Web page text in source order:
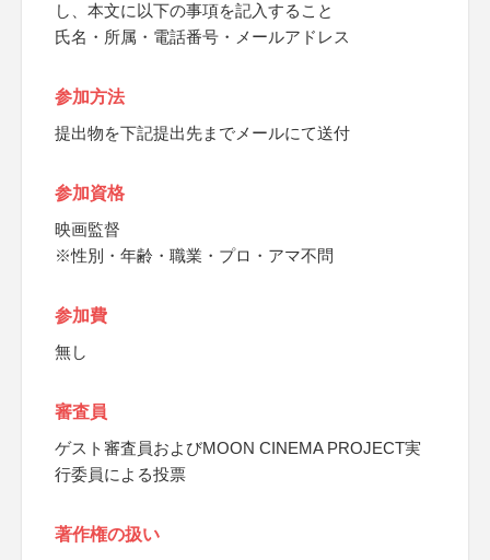
し、本文に以下の事項を記入すること
氏名・所属・電話番号・メールアドレス
参加方法
提出物を下記提出先までメールにて送付
参加資格
映画監督
※性別・年齢・職業・プロ・アマ不問
参加費
無し
審査員
ゲスト審査員およびMOON CINEMA PROJECT実
行委員による投票
著作権の扱い